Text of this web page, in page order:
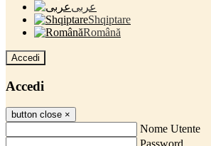
عربى
Shqiptare
Română
Accedi
Accedi
button close ×
Nome Utente